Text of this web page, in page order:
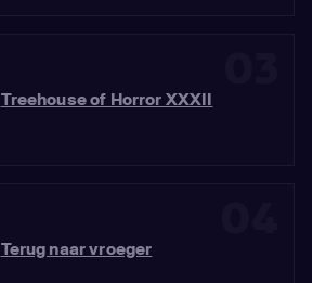
Treehouse of Horror XXXII
Terug naar vroeger